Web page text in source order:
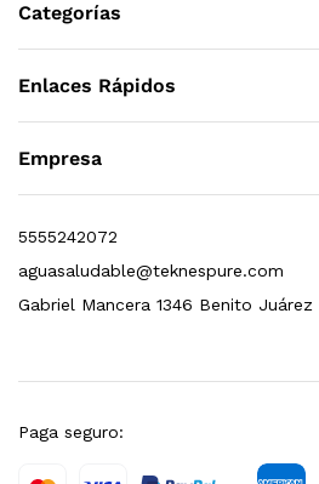
Categorías
Enlaces Rápidos
Empresa
5555242072
aguasaludable@teknespure.com
Gabriel Mancera 1346 Benito
Paga seguro:
Leer más
Sedimentos Y Carbón